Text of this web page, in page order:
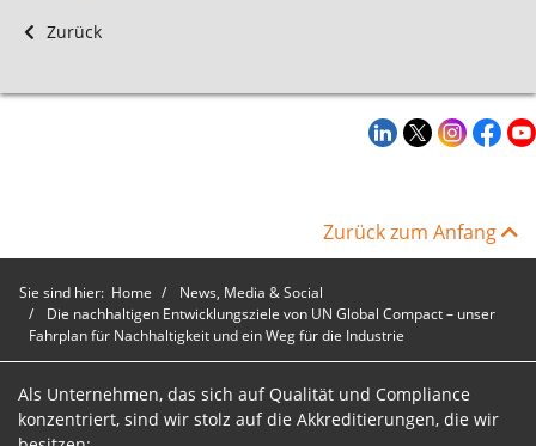
Zurück
Zurück zum Anfang
Sie sind hier: Home
News, Media & Social
Die nachhaltigen Entwicklungsziele von UN Global Compact – unser
Fahrplan für Nachhaltigkeit und ein Weg für die Industrie
Als Unternehmen, das sich auf Qualität und Compliance
konzentriert, sind wir stolz auf die Akkreditierungen, die wir